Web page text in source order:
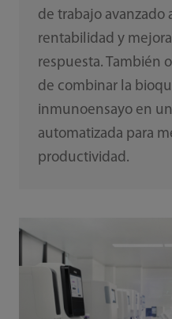
de trabajo avanzado
rentabilidad y
respuesta. También
de combinar la
inmunoensayo en
automatizada para
productividad.